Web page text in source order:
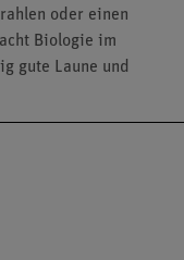
oder einen
Biologie im
gute Laune und